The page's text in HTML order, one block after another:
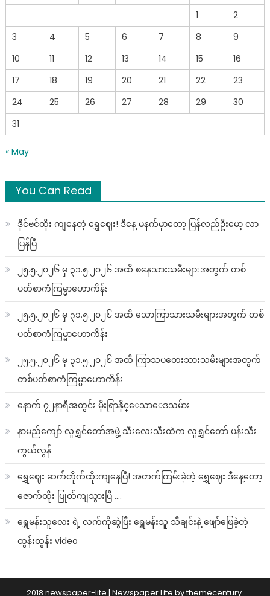
1
2
3
4 5 6 7 8
9
10
11 12 13 14 15
16
17
18 19 20 21 22
23
24
25 26 27 28 29
30
31
« May
You Can Read
ဒိုင်ဗင်ထိုး ကျနေတဲ့ ရွှေဈေး! ဒီနေ့ မနက်မှာတော့ ပြန်လည်ဦးမော့ လာ
ပြန်ပြီ
၂၅.၅.၂၀၂၆ မှ ၃၁.၅.၂၀၂၆ အထိ စနေသားသမီးများအတွက် တစ်
ပတ်စာကံကြမ္မာဟောကိန်း
၂၅.၅.၂၀၂၆ မှ ၃၁.၅.၂၀၂၆ အထိ သောကြာသားသမီးများအတွက် တစ်
ပတ်စာကံကြမ္မာဟောကိန်း
၂၅.၅.၂၀၂၆ မှ ၃၁.၅.၂၀၂၆ အထိ ကြာသပတေးသားသမီးများအတွက်
တစ်ပတ်စာကံကြမ္မာဟောကိန်း
နောက် ၇၂နာရီအတွင်း မိုးရြာနိုင္ေသာေဒသမ်ား
နာမည်ကျော် လူရွှင်တော်အဖွဲ့ သီးလေးသီးထဲက လူရွှင်တော် ပန်းသီး
ကွယ်လွန်
ရွှေဈေး ဆက်တိုက်ထိုးကျနေပြီ! အတက်ကြမ်းခဲ့တဲ့ ရွှေဈေး ဒီနေ့တော့
ဇောက်ထိုး ပြုတ်ကျသွားပြီ ….
ရွှေမန်းသူလေး ရဲ့ လက်ကိုဆွဲပြီး ရွှေမန်းသူ သီချင်းနဲ့ ဖျော်ဖြေခဲ့တဲ့
ထွန်းထွန်း video
2018 newspaper-lite | Newspaper Lite bythemecentury.